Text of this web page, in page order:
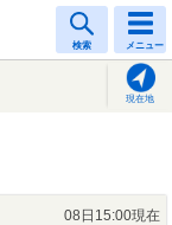
検索 メニュー
現在地
08日15:00現在